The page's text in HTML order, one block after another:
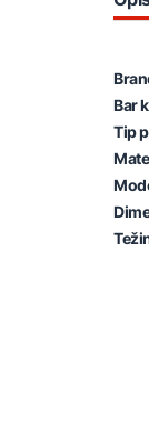
Bar
Tip